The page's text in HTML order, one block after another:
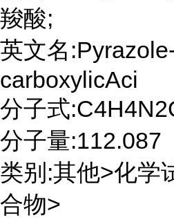
羧酸;
英文名
carboxylicAci
分子式
分子量:112.087
类别:其他>化学
合物>